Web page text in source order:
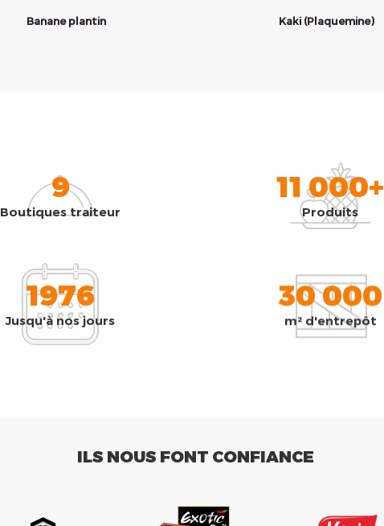
Banane plantin Kaki (Plaquemine)
9
Boutiques traiteur
11 000+
Produits
1976
Jusqu'à nos jours
30 000
m² d'entrepôt
ILS NOUS FONT CONFIANCE